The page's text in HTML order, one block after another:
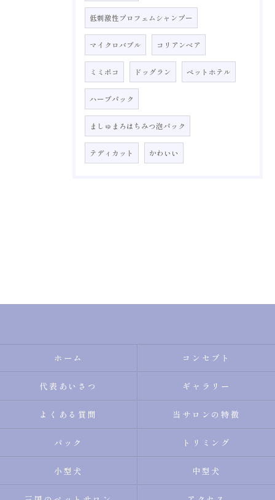
低刺激性プロフェムシャンプー
マイクロバブル コリアンベア
ミミポコ ドッグラン ペットホテル
ハーブパック
ましゅまろはちみつ泡パック
テディカット かわいい
ホーム コンセプト
代表あいさつ ギャラリー
よくある質問 当サロンの特徴
パック トリミング
小型犬 中型犬